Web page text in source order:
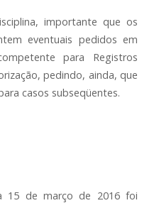
importante que os
eventuais pedidos em
para Registros
pedindo, ainda, que
casos subseqüentes.
15 de março de 2016 foi